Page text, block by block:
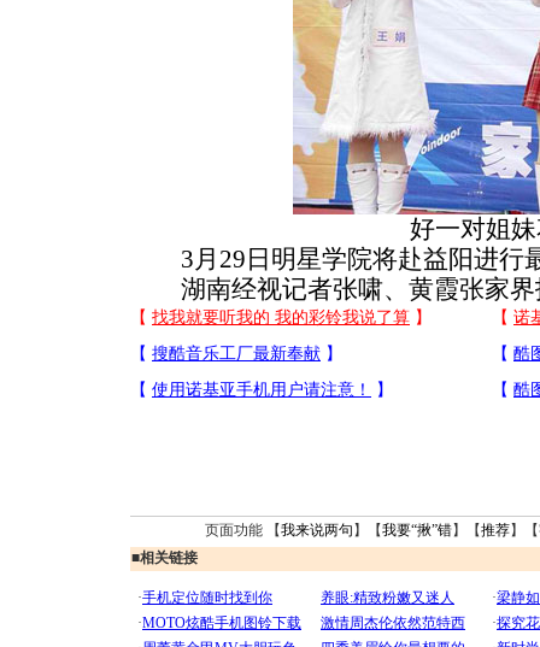
好一对姐
3月29日明星学院将赴益阳进行
湖南经视记者张啸、黄霞张家界
页面功能 【我来说两句 】【我要“揪”错】【推荐】
■相关链接